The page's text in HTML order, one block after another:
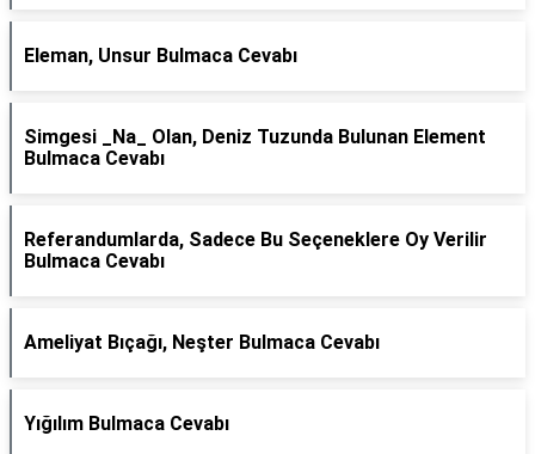
Eleman, Unsur Bulmaca Cevabı
Simgesi _Na_ Olan, Deniz Tuzunda Bulunan Element
Bulmaca Cevabı
Referandumlarda, Sadece Bu Seçeneklere Oy Verilir
Bulmaca Cevabı
Ameliyat Bıçağı, Neşter Bulmaca Cevabı
Yığılım Bulmaca Cevabı